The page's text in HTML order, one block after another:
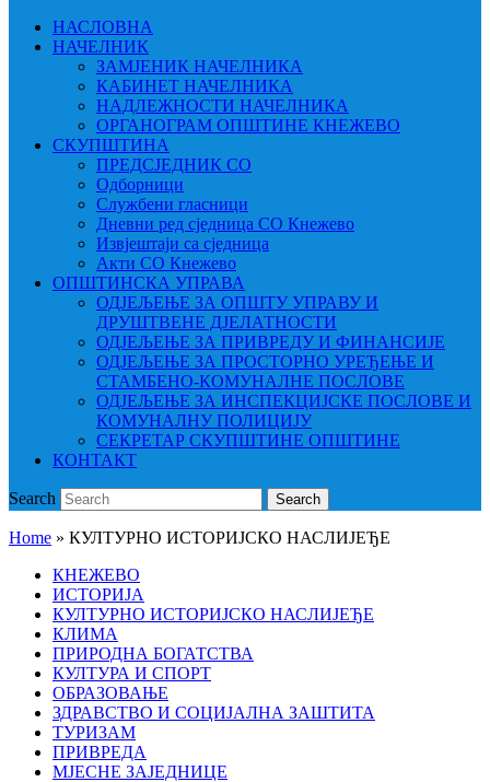
НАСЛОВНА
НАЧЕЛНИК
ЗАМЈЕНИК НАЧЕЛНИКА
КАБИНЕТ НАЧЕЛНИКА
НАДЛЕЖНОСТИ НАЧЕЛНИКА
ОРГАНОГРАМ ОПШТИНЕ КНЕЖЕВО
СКУПШТИНА
ПРЕДСЈЕДНИК СО
Одборници
Службени гласници
Дневни ред сједница СО Кнежево
Извјештаји са сједница
Акти СО Кнежево
ОПШТИНСКА УПРАВА
ОДЈЕЉЕЊЕ ЗА ОПШТУ УПРАВУ И
ДРУШТВЕНЕ ДЈЕЛАТНОСТИ
ОДЈЕЉЕЊЕ ЗА ПРИВРЕДУ И ФИНАНСИЈЕ
ОДЈЕЉЕЊЕ ЗА ПРОСТОРНО УРЕЂЕЊЕ И
СТАМБЕНО-КОМУНАЛНЕ ПОСЛОВЕ
ОДЈЕЉЕЊЕ ЗА ИНСПЕКЦИЈСКЕ ПОСЛОВЕ И
КОМУНАЛНУ ПОЛИЦИЈУ
СЕКРЕТАР СКУПШТИНЕ ОПШТИНЕ
КОНТАКТ
Search Search
Home » КУЛТУРНО ИСТОРИЈСКО НАСЛИЈЕЂЕ
КНЕЖЕВО
ИСТОРИЈА
КУЛТУРНО ИСТОРИЈСКО НАСЛИЈЕЂЕ
КЛИМА
ПРИРОДНА БОГАТСТВА
КУЛТУРА И СПОРТ
ОБРАЗОВАЊЕ
ЗДРАВСТВО И СОЦИЈАЛНА ЗАШТИТА
ТУРИЗАМ
ПРИВРЕДА
МЈЕСНЕ ЗАЈЕДНИЦЕ